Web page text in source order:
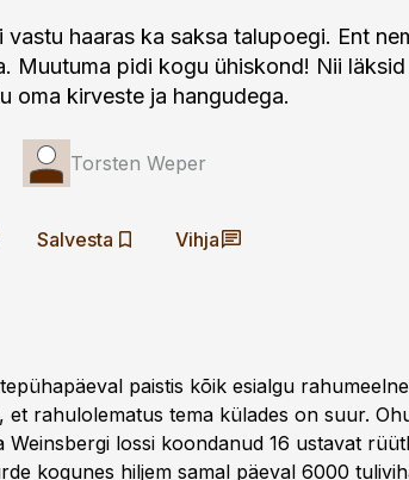
vastu haaras ka saksa talupoegi. Ent
Muutuma pidi kogu ühiskond! Nii
oma kirveste ja hangudega.
Torsten Weper
Salvesta Vihja
paistis kõik esialgu
et rahulolematus tema külades on suur.
­Weinsbergi lossi koondanud 16 ­ustavat
kogunes hiljem samal päeval 6000